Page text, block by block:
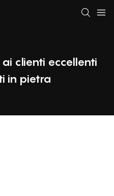
clienti eccellenti
in pietra